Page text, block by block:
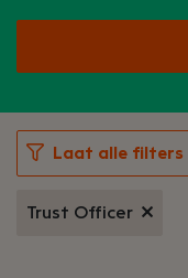
Laat alle filters
Trust Officer